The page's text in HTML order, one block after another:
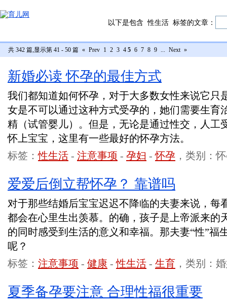
以下是包含 性生活 标签的文章：
共 342 篇,显示第 41 - 50 篇 « Prev 1 2 3 4 5 6 7 8 9 ... Next »
新婚必读 怀孕的最佳方式
我们都知道如何怀孕，对于大多数女性来说它只
女是不可以通过这种方式受孕的，她们需要生育
精（试管婴儿）。但是，无论是通过性交，人工
怀上宝宝，这里有一些最好的怀孕方法。
标签：性生活 - 注意事项 - 孕妇 -怀孕 ，类别：
爱爱后倒立帮怀孕？ 靠谱吗
对于那些结婚后宝宝迟迟不降临的夫妻来说，每
都会在心里生出羡慕。的确，孩子是上帝派来的
的同时感受到生活的意义和幸福。那夫妻“性”福
呢？
标签： 注意事项 - 健康 -性生活 - 生育 ，类别：
夏季备孕要注意 合理性福很重要